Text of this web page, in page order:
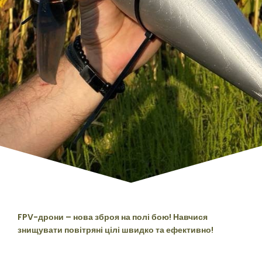
FPV-дрони – нова зброя на полі бою! Навчися
знищувати повітряні цілі швидко та ефективно!